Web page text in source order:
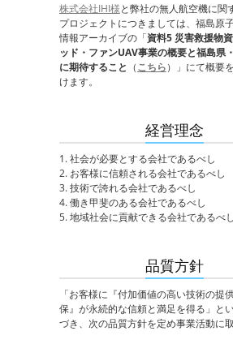
株式会社IHI様と弊社の無人航空機に関
プロジェクトにつきましては、福島原
情報アーカイブの「資料5 災害救援物
ッド・ファンUAV事業の概要と福島県
に期待すること （こちら）」にて概要
けます。
経営理念
1. 社会が必要とする会社であるべし
2. お客様に信頼される会社であるべし
3. 技術で誇れる会社であるべし
4. 働き甲斐のある会社であるべし
5. 地域社会に貢献できる会社であるべし
品質方針
「お客様に『付加価値の高い技術の提
保』が永続的な信頼と満足を得る」と
づき、次の品質方針を定め事業活動に取